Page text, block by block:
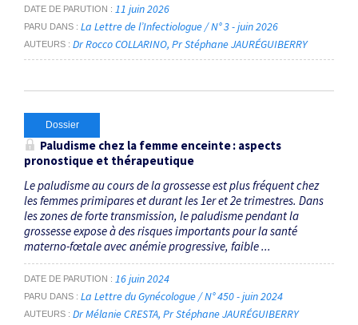
DATE DE PARUTION 11 juin 2026
PARU DANS La Lettre de l’Infectiologue / N° 3 - juin 2026
AUTEURS Dr Rocco COLLARINO Pr Stéphane JAURÉGUIBERRY
Dossier
Paludisme chez la femme enceinte : aspects
pronostique et thérapeutique
Le paludisme au cours de la grossesse est plus fréquent chez
les femmes primipares et durant les 1er et 2e trimestres. Dans
les zones de forte transmission, le paludisme pendant la
grossesse expose à des risques ­importants pour la santé
materno-fœtale avec anémie progressive, faible ...
DATE DE PARUTION 16 juin 2024
PARU DANS La Lettre du Gynécologue / N° 450 - juin 2024
AUTEURS Dr Mélanie CRESTA Pr Stéphane JAURÉGUIBERRY